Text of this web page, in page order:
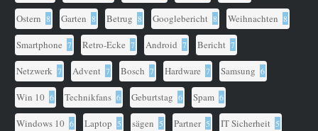
Ostern 8 Garten 8 Betrug 8 Googlebericht 8 Weihnachten 8
Smartphone 7 Retro-Ecke 7 Android 7 Bericht 7
Netzwerk 7 Advent 7 Bosch 7 Hardware 7 Samsung 6
Win 10 6 Technikfans 6 Geburtstag 6 Spam 6
Windows 10 6 Laptop 5 sägen 5 Partner 5 IT Sicherheit 5